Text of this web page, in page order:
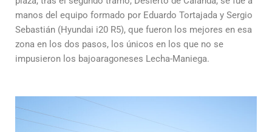
manos del equipo formado por Eduardo Tortajada y Sergio
Sebastián (Hyundai i20 R5), que fueron los mejores en esa
zona en los dos pasos, los únicos en los que no se
impusieron los bajoaragoneses Lecha-Maniega.